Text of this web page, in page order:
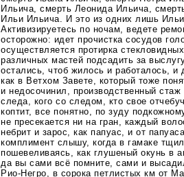
Ильича, смерть Леонида Ильича,
Ильи Ильича. И это из одних лишь
Активизируетесь по ночам, ведете
осторожно: идет прочистка сосудов
осуществляется протирка
различных мастей подсадить за
остались, чтоб жилось и работалось,
как в Ветхом Завете, который тоже
и недосочинил, производственный
следа, кого со следом, кто свое
коптит, все понятно, по зуду
не пресекается ни на гран, каждый
небрит и зарос, как папуас, и от
комплимент слышу, когда в гамаке
пошевеливаясь, как глушеный окунь в
да вы сами всё помните, сами и
Рио-Негро, в сорока петлистых км от